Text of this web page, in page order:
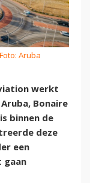
Aruba
werkt
Bonaire
binnen de
deze
een
gaan